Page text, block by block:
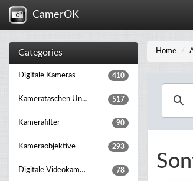
CamerOK
Home
Categories
Digitale Kameras 410
Kamerataschen Und Rucksäcke 517
Kamerafilter 90
Kameraobjektive 293
Digitale Videokameras 78